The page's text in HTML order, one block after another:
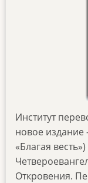
Институт
новое издание
«Благая
Откровения.